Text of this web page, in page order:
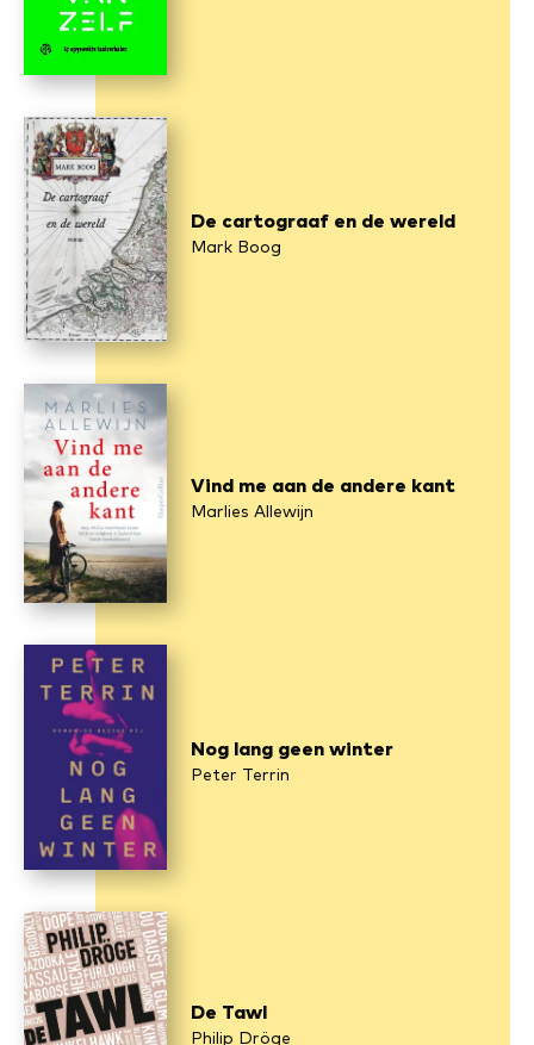
De cartograaf en de wereld
Mark Boog
Vind me aan de andere kant
Marlies Allewijn
Nog lang geen winter
Peter Terrin
De Tawl
Philip Dröge